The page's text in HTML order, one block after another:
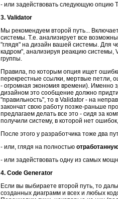
- или задействовать следующую опцию
3. Validator
Мы рекомендуем второй путь...
системы. Т.е. анализирует все
"глядя" на дизайн вашей системы. Для
кадром", анализируя реакцию системы,
группы.
Правила, по которым опция ищет
перекрестные ссылки, мертвые петли,
- огромная экономия времени). Именно
дизайном это сообщение должно
"правильность", то в Validator - на
закончат свою работу позже-раньше
предлагаем делать все это - сидя за
получили систему, в которой нет
После этого у разработчика тоже два
- или, глядя на полностью
- или задействовать одну из самых
4. Code Generator
Если вы выбираете второй путь, то
созданных диаграмм и всех и любых